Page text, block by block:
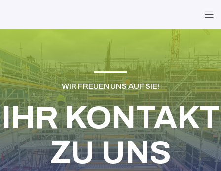
WIR FREUEN UNS AUF SIE!
IHR KONTAKT
ZU UNS